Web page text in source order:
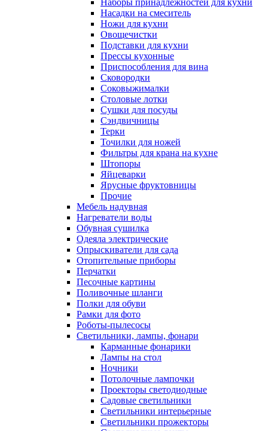
Наборы принадлежностей для кухни
Насадки на смеситель
Ножи для кухни
Овощечистки
Подставки для кухни
Прессы кухонные
Приспособления для вина
Сковородки
Соковыжималки
Столовые лотки
Сушки для посуды
Сэндвичницы
Терки
Точилки для ножей
Фильтры для крана на кухне
Штопоры
Яйцеварки
Ярусные фруктовницы
Прочие
Мебель надувная
Нагреватели воды
Обувная сушилка
Одеяла электрические
Опрыскиватели для сада
Отопительные приборы
Перчатки
Песочные картины
Поливочные шланги
Полки для обуви
Рамки для фото
Роботы-пылесосы
Светильники, лампы, фонари
Карманные фонарики
Лампы на стол
Ночники
Потолочные лампочки
Проекторы светодиодные
Садовые светильники
Светильники интерьерные
Светильники прожекторы